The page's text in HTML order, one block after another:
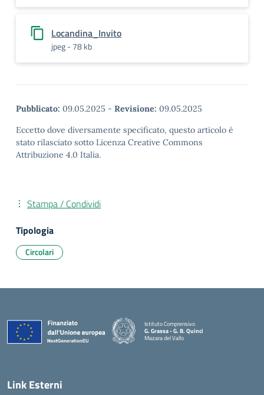
Locandina_Invito
jpeg - 78 kb
Pubblicato: 09.05.2025 - Revisione: 09.05.2025
Eccetto dove diversamente specificato, questo articolo è
stato rilasciato sotto Licenza Creative Commons
Attribuzione 4.0 Italia.
Stampa / Condividi
Tipologia
Circolari
Istituto Comprensivo
G. Grassa - G. B. Quinci
Mazara del Vallo
Link Esterni